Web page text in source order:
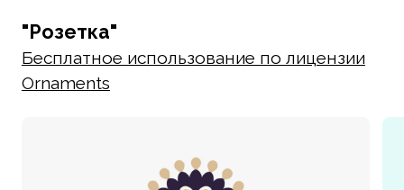
"Розетка"
Бесплатное использование по лицензии
Ornaments